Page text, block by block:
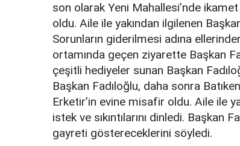
son olarak Yeni Mahallesi’nde
oldu. Aile ile yakından ilgilenen
Sorunların giderilmesi adına
ortamında geçen ziyarette Başkan
çeşitli hediyeler sunan Başkan
Başkan Fadıloğlu, daha sonra
Erketir’in evine misafir oldu. Aile ile
istek ve sıkıntılarını dinledi. Başkan
gayreti göstereceklerini söyledi.